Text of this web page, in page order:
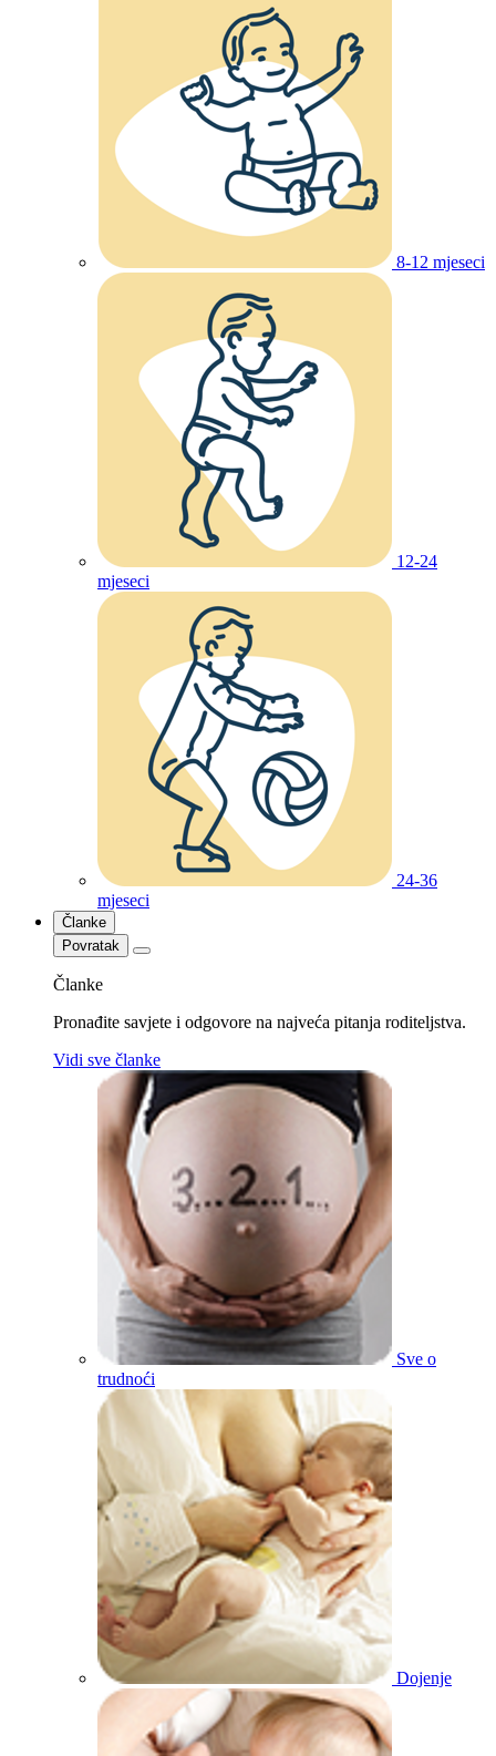
8-12 mjeseci
12-24
mjeseci
24-36
mjeseci
Članke
Povratak
Članke
Pronađite savjete i odgovore na najveća pitanja roditeljstva.
Vidi sve članke
Sve o
trudnoći
Dojenje